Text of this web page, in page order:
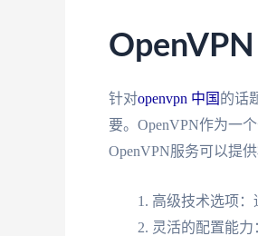
针对openvpn 中国 的话
要。OpenVPN作为一
OpenVPN服务可以提
高级技术选项：
灵活的配置能力